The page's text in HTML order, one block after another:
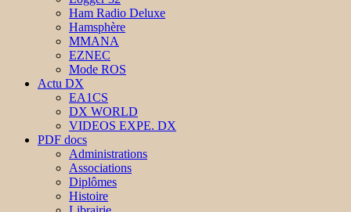
Ham Radio Deluxe
Hamsphère
MMANA
EZNEC
Mode ROS
Actu DX
EA1CS
DX WORLD
VIDEOS EXPE. DX
PDF docs
Administrations
Associations
Diplômes
Histoire